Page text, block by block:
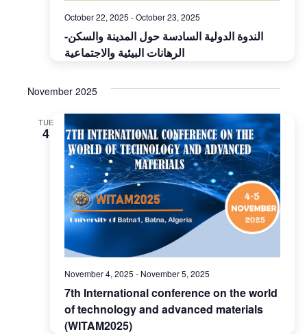
الندوة الدولية السادسة حول المدينة والسكن-
الرهانات البيئية والاجتماعية
October 22, 2025 -October 23, 2025
November 2025
TUE
4
7th International conference on the world
of technology and advanced materials
(WITAM2025)
November 4, 2025 - November 5, 2025